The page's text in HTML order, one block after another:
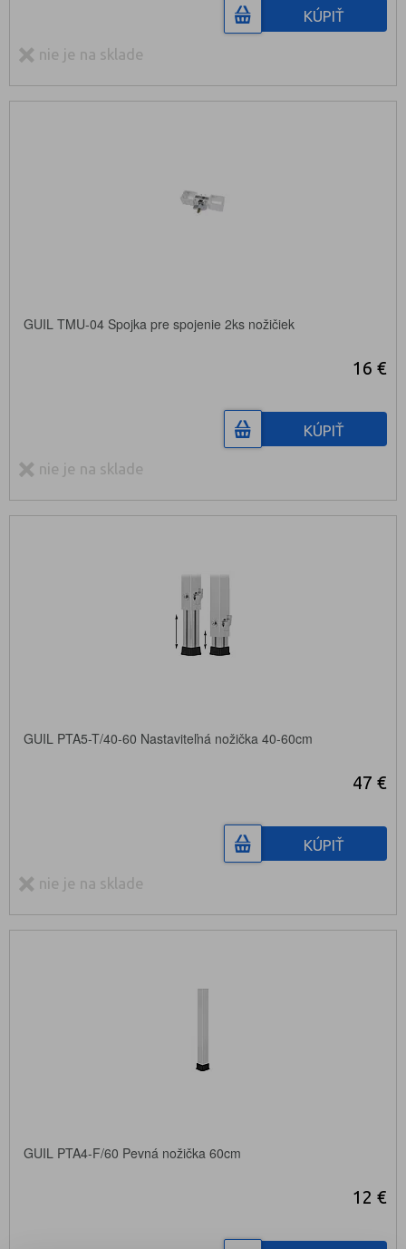
KÚPIŤ
nie je na sklade
GUIL TMU-04 Spojka pre spojenie 2ks nožičiek
16 €
KÚPIŤ
nie je na sklade
GUIL PTA5-T/40-60 Nastaviteľná nožička 40-60cm
47 €
KÚPIŤ
nie je na sklade
GUIL PTA4-F/60 Pevná nožička 60cm
12 €